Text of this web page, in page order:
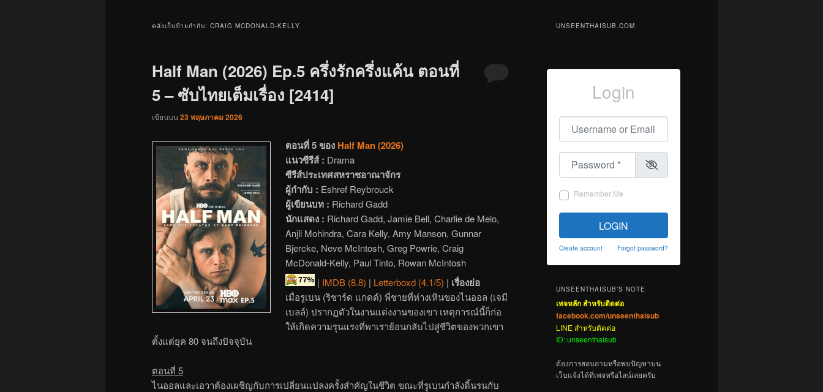
คลังเก็บป้ายกำกับ: CRAIG MCDONALD-KELLY
Half Man (2026) Ep.5 ครึ่งรักครึ่งแค้น ตอนที่
5 – ซับไทยเต็มเรื่อง [2414]
เขียนบน23 พฤษภาคม 2026
ตอนที่ 5 ของ Half Man (2026)
แนวซีรีส์ : Drama
ซีรีส์ประเทศสหราชอาณาจักร
ผู้กำกับ : Eshref Reybrouck
ผู้เขียนบท : Richard Gadd
นักแสดง : Richard Gadd, Jamie Bell, Charlie de Melo,
Anjli Mohindra, Cara Kelly, Amy Manson, Gunnar
Bjercke, Neve McIntosh, Greg Powrie, Craig
McDonald-Kelly, Paul Tinto, Rowan McIntosh
| IMDB (8.8) | Letterboxd (4.1/5) | เรื่องย่อ
เมื่อรูเบน (ริชาร์ด แกดด์) พี่ชายที่ห่างเหินของไนออล (เจมี
เบลล์) ปรากฏตัวในงานแต่งงานของเขา เหตุการณ์นี้ก็ก่อ
ให้เกิดความรุนแรงที่พาเราย้อนกลับไปสู่ชีวิตของพวกเขา
ตั้งแต่ยุค 80 จนถึงปัจจุบัน
ตอนที่ 5
ไนออลและเอวาต้องเผชิญกับการเปลี่ยนแปลงครั้งสำคัญในชีวิต ขณะที่รูเบนกำลังดิ้นรนกับ
UNSEENTHAISUB.COM
Login
Username or Email
Password
Remember Me
LOGIN
Create account Forgot password?
UNSEENTHAISUB’S NOTE
เพจหลัก สำหรับติดต่อ
facebook.com/unseenthaisub
LINE สำหรับติดต่อ
ID: unseenthaisub
ต้องการสอบถามหรือพบปัญหาบน
เว็บแจ้งได้ที่เพจหรือไลน์เลยครับ